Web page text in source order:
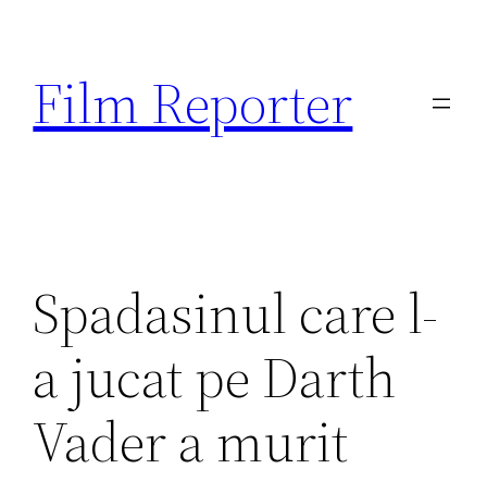
conținut
Film Reporter
Spadasinul care l-
a jucat pe Darth
Vader a murit